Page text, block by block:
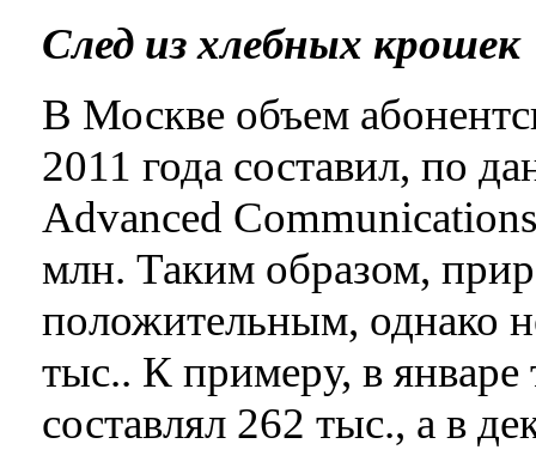
След из хлебных крошек
В Москве объем
2011 года составил, по
Advanced
млн. Таким образом,
положительным, однако
тыс.. К примеру, в январе
составлял 262 тыс., а в